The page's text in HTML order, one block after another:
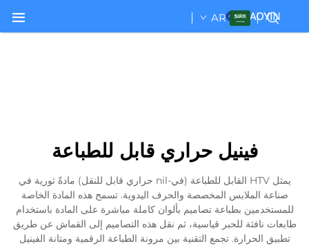
AR
فينيل حراري قابل للطباعة
يمثل HTV القابل للطباعة (في-nil حراري قابل للنقل) مادةً ثورية في
صناعة الملابس المخصصة والحرف اليدوية. تسمح هذه المادة الخاصة
للمستخدمين بطباعة تصاميم بألوان كاملة مباشرة على المادة باستخدام
طابعات نافثة للحبر قياسية، ثم نقل هذه التصاميم إلى القماش عن طريق
تطبيق الحرارة. تجمع التقنية بين مرونة الطباعة الرقمية ومتانة الفينيل